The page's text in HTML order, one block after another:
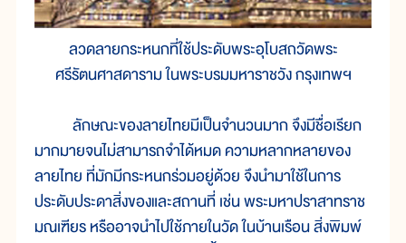
ลวดลายกระหนกที่ใช้ประดับพระอุโบสถวัดพระ
ศรีรัตนศาสดาราม ในพระบรมมหาราชวัง กรุงเทพฯ
ลักษณะของลายไทยมีเป็นจำนวนมาก จึงมีชื่อเรียก
มากมายจนไม่สามารถจำได้หมด ความหลากหลายของ
ลายไทย ที่มักมีกระหนกร่วมอยู่ด้วย จึงนำมาใช้ในการ
ประดับประดาสิ่งของและสถานที่ เช่น พระมหาปราสาทราช
มณเฑียร หรืออาจนำไปใช้ภายในวัด ในบ้านเรือน สิ่งพิมพ์